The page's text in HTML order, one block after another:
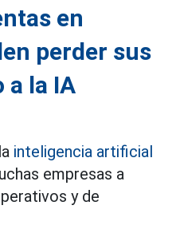
en
perder sus
a la IA
inteligencia artificial
empresas a
y de